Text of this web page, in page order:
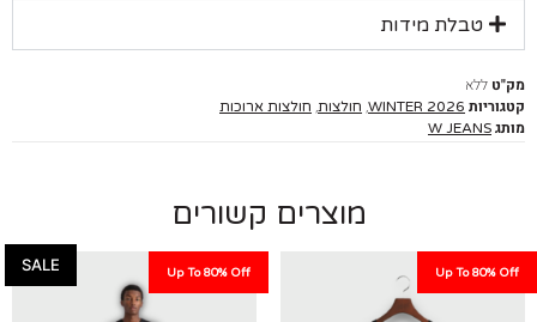
טבלת מידות
ללא
WINTER 2026
,חולצות ,חולצות ארוכות
W JEANS
מוצרים קשורים
Up To
Up To 80% Off